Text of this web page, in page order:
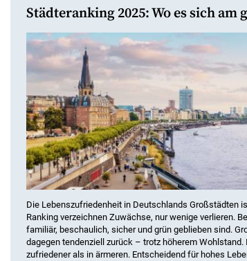
Städteranking 2025: Wo es sich
Die Lebenszufriedenheit in Deutschlands Großstädten
Ranking verzeichnen Zuwächse, nur wenige verlieren.
familiär, beschaulich, sicher und grün geblieben sind.
dagegen tendenziell zurück – trotz höherem
zufriedener als in ärmeren. Entscheidend für hohes